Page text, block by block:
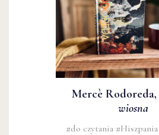
Mercè Rodoreda,
wiosna
#do czytania #Hiszpania